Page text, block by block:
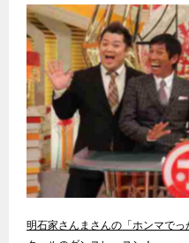
明石家さんまさんの「ホンマで